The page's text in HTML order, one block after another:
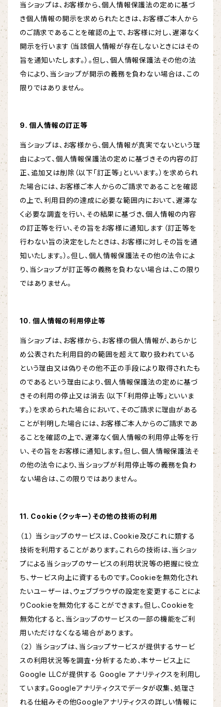
当ショップは、お客様から、個人情報保護法の定めに基づ
き個人情報の開示を求められたときは、お客様ご本人から
のご請求であることを確認の上で、お客様に対し、遅滞なく
開示を行います（当該個人情報が存在しないときにはその
旨を通知いたします。）。但し、個人情報保護法その他の法
令により、当ショップが開示の義務を負わない場合は、この
限りではありません。
9. 個人情報の訂正等
当ショップは、お客様から、個人情報が真実でないという理
由によって、個人情報保護法の定めに基づきその内容の訂
正、追加又は削除（以下「訂正等」といいます。）を求められ
た場合には、お客様ご本人からのご請求であることを確認
の上で、利用目的の達成に必要な範囲内において、遅滞な
く必要な調査を行い、その結果に基づき、個人情報の内容
の訂正等を行い、その旨をお客様に通知します（訂正等を
行わない旨の決定をしたときは、お客様に対しその旨を通
知いたします。）。但し、個人情報保護法その他の法令によ
り、当ショップが訂正等の義務を負わない場合は、この限り
ではありません。
10. 個人情報の利用停止等
当ショップは、お客様から、お客様の個人情報が、あらかじ
め公表された利用目的の範囲を超えて取り扱われている
という理由又は偽りその他不正の手段により取得されたも
のであるという理由により、個人情報保護法の定めに基づ
きその利用の停止又は消去（以下「利用停止等」といいま
す。）を求められた場合において、そのご請求に理由がある
ことが判明した場合には、お客様ご本人からのご請求であ
ることを確認の上で、遅滞なく個人情報の利用停止等を行
い、その旨をお客様に通知します。但し、個人情報保護法そ
の他の法令により、当ショップが利用停止等の義務を負わ
ない場合は、この限りではありません。
11. Cookie（クッキー）その他の技術の利用
（１） 当ショップのサービスは、Cookie及びこれに類する
技術を利用することがあります。これらの技術は、当ショッ
プによる当ショップのサービスの利用状況等の把握に役立
ち、サービス向上に資するものです。Cookieを無効化され
たいユーザーは、ウェブブラウザの設定を変更することによ
りCookieを無効化することができます。但し、Cookieを
無効化すると、当ショップのサービスの一部の機能をご利
用いただけなくなる場合があります。
（２） 当ショップは、当ショップサービスが提供するサービ
スの利用状況等を調査・分析するため、本サービス上に
Google LLCが提供する Google アナリティクスを利用し
ています。Googleアナリティクスでデータが収集、処理さ
れる仕組みその他Googleアナリティクスの詳しい情報に